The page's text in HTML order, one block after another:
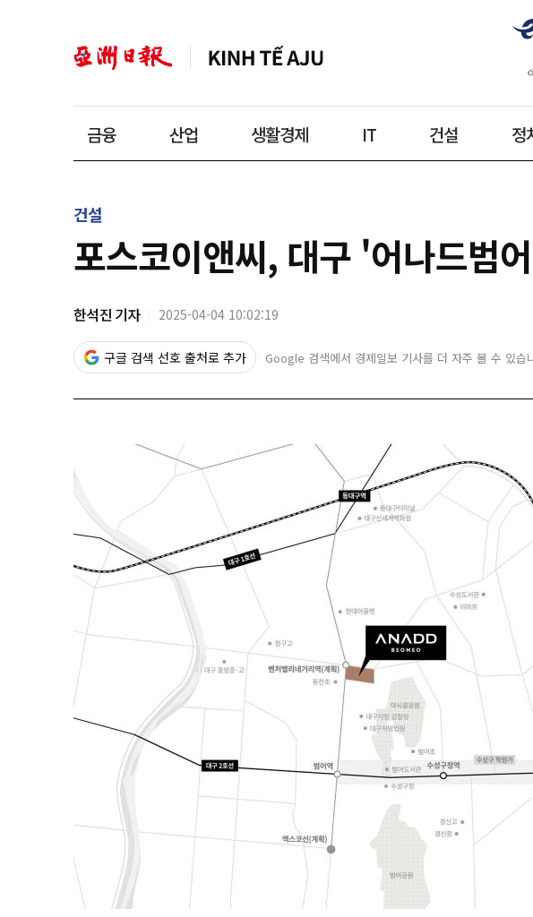
금융 산업 생활경제 IT 건설 정
건설
포스코이앤씨, 대구 '어나드범
한석진 기자 2025-04-04 10:02:19
구글 검색 선호 출처로 추가 Google 검색에서 경제일보 기사를 더 자주 볼 수 있습